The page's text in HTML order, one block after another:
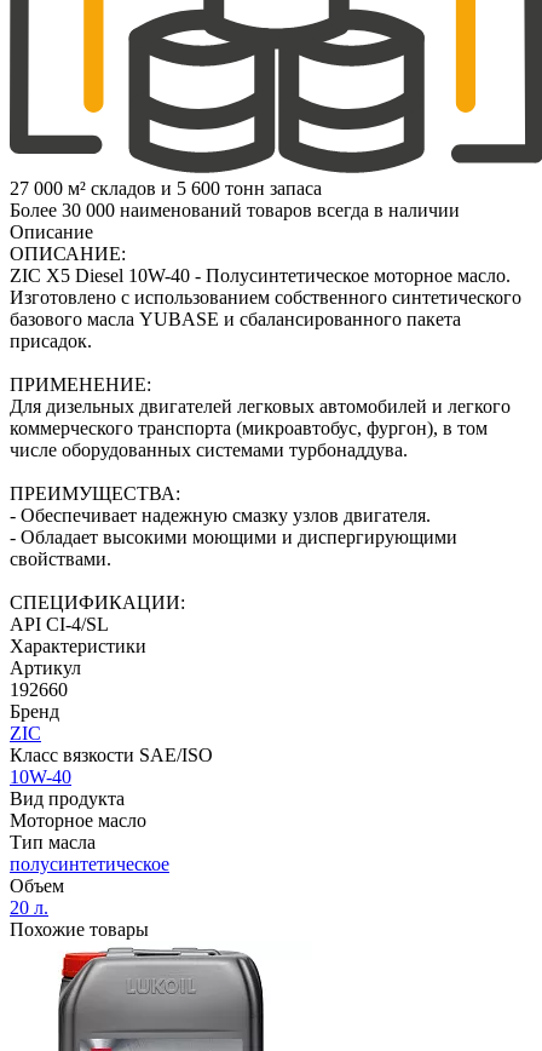
27 000 м² складов и 5 600 тонн запаса
Более 30 000 наименований товаров всегда в наличии
Описание
ОПИСАНИЕ:
ZIC X5 Diesel 10W-40 - Полусинтетическое моторное масло.
Изготовлено с использованием собственного синтетического
базового масла YUBASE и сбалансированного пакета
присадок.
ПРИМЕНЕНИЕ:
Для дизельных двигателей легковых автомобилей и легкого
коммерческого транспорта (микроавтобус, фургон), в том
числе оборудованных системами турбонаддува.
ПРЕИМУЩЕСТВА:
- Обеспечивает надежную смазку узлов двигателя.
- Обладает высокими моющими и диспергирующими
свойствами.
СПЕЦИФИКАЦИИ:
API CI-4/SL
Характеристики
Артикул
192660
Бренд
ZIC
Класс вязкости SAE/ISO
10W-40
Вид продукта
Моторное масло
Тип масла
полусинтетическое
Объем
20 л.
Похожие товары